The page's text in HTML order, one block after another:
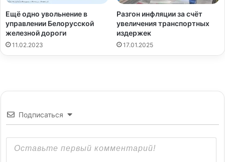
Ещё одно увольнение в
управлении Белорусской
железной дороги
11.02.2023
Разгон инфляции за счёт
увеличения транспортных
издержек
17.01.2025
Подписаться